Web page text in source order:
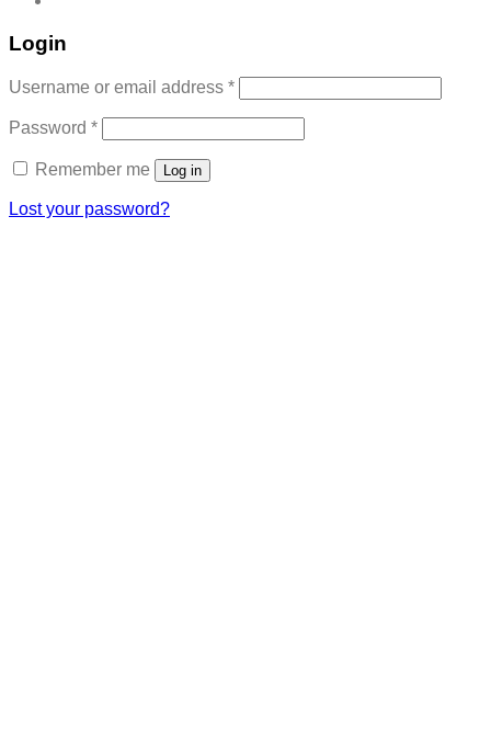
Login
Username or email address *
Password *
Remember me Log in
Lost your password?